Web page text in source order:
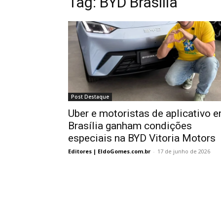
Post Destaque
Uber e motoristas de aplicativo
Brasília ganham condições
especiais na BYD Vitoria Motors
Editores | EldoGomes.com.br - 17 de junho de 2026